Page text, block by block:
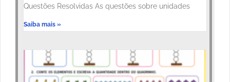
Questões Resolvidas As questões sobre unidades
Saiba mais »